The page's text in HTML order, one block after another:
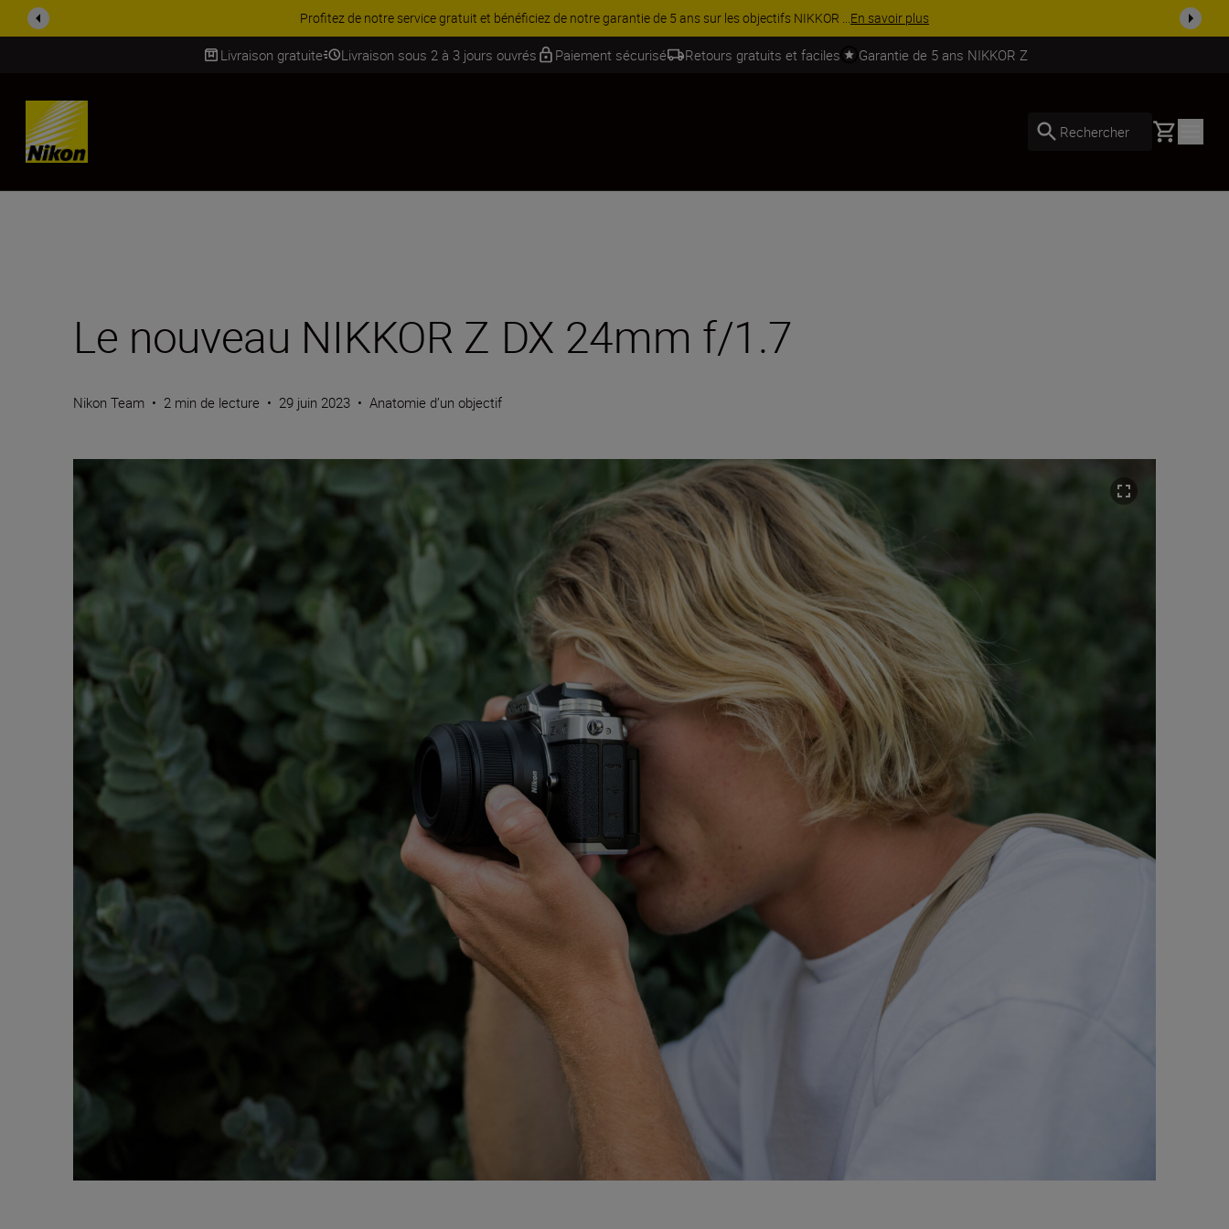
PROMOTION ACCESSOIRES | Équipez-vous davantage et économisez 15 % sur une sélection d’accessoires.Acheter maintenant
Livraison gratuite Livraison sous 2 à 3 jours ouvrés Paiement sécurisé Retours gratuits et faciles Garantie de 5 ans NIKKOR Z
SKIP
Rechercher Basket
Le nouveau NIKKOR Z DX 24mm f/1.7
Nikon Team • 2 min de lecture • 29 juin 2023 • Anatomie d’un objectif